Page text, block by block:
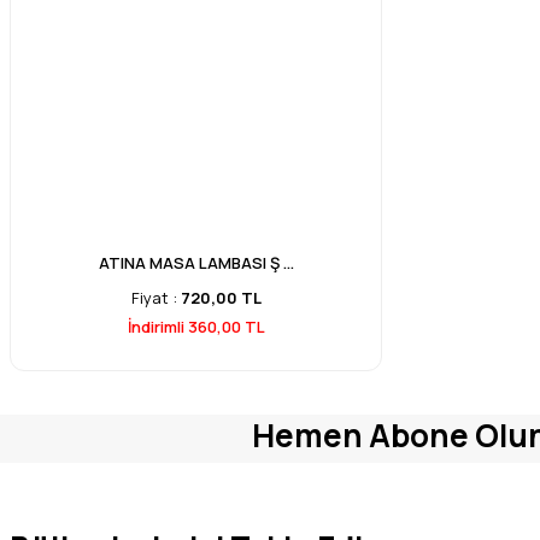
ATINA MASA LAMBASI Ş ...
Fiyat : 720,00 TL
İndirimli 360,00 TL
Hemen Abone